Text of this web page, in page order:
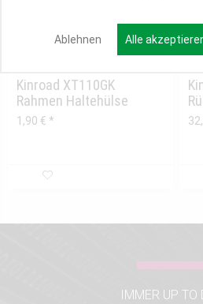
1 Variante
Kinroad XT110GK
Rahmen Haltehülse
(außen, zum schrauben)
1,90 € *
IMMER UP TO
Ablehnen Alle